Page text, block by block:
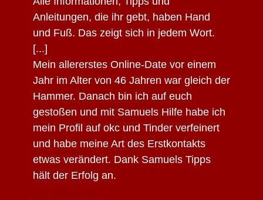
Anleitungen, die ihr gebt, haben Hand
und Fuß. Das zeigt sich in jedem Wort.
[...]
Mein allererstes Online-Date vor einem
Jahr im Alter von 46 Jahren war gleich der
Hammer. Danach bin ich auf euch
gestoßen und mit Samuels Hilfe habe ich
mein Profil auf okc und Tinder verfeinert
und habe meine Art des Erstkontakts
etwas verändert. Dank Samuels Tipps
hält der Erfolg an.